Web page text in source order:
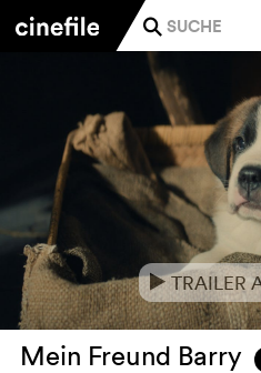
j
eTRAILER
Mein Freund Barry